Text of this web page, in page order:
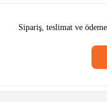
Sipariş, teslimat ve